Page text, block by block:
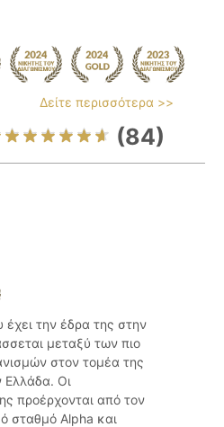
Δείτε περισσότερα >>
(84)
την έδρα της στην
μεταξύ των πιο
στον τομέα της
Ελλάδα. Οι
προέρχονται από τον
σταθμό Alpha και